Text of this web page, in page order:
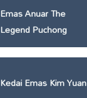
Emas Anuar The
Legend Puchong
Kedai Emas Kim Yuan